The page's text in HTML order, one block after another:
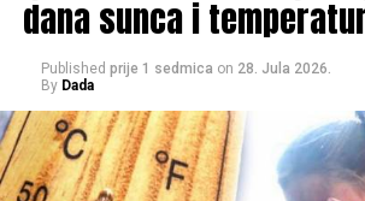
neće donijeti olakšanje. Nastavit će se
jugu do25 ), dok će dnevne vrijednosti
do 40 stepeni, odnosno do 42 stepena
Zbog ekstremno visokih temperatura,
građane na dodatni oprez. Preporučuje
dana sunca i
Published prije 1 sedmica on 28. Jula 2026.
By Dada